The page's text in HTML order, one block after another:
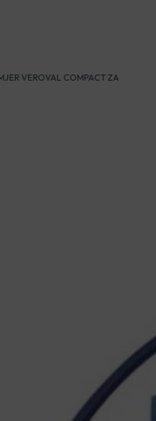
VEROVAL COMPACT ZA